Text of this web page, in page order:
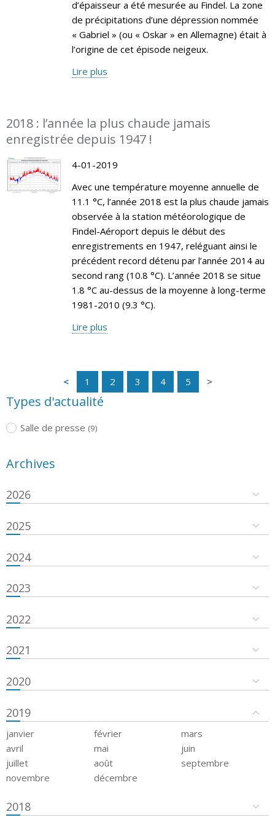
d’épaisseur a été mesurée au Findel. La zone
de précipitations d’une dépression nommée
« Gabriel » (ou « Oskar » en Allemagne) était à
l’origine de cet épisode neigeux.
Lire plus
2018 : l’année la plus chaude jamais
enregistrée depuis 1947 !
4-01-2019
Avec une température moyenne annuelle de
11.1 °C, l’année 2018 est la plus chaude jamais
observée à la station météorologique de
Findel-Aéroport depuis le début des
enregistrements en 1947, reléguant ainsi le
précédent record détenu par l’année 2014 au
second rang (10.8 °C). L’année 2018 se situe
1.8 °C au-dessus de la moyenne à long-terme
1981-2010 (9.3 °C).
Lire plus
1 2 3 4 5
Types d'actualité
Salle de presse (9)
Archives
2026
2025
2024
2023
2022
2021
2020
2019
janvier février
mars
avril
mai
juin
juillet
août
septembre
novembre
décembre
2018